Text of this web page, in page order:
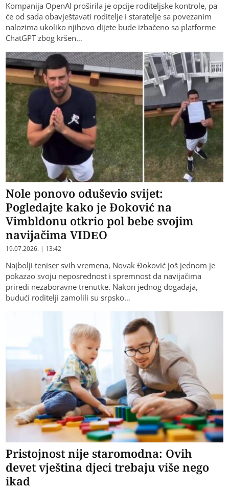
Kompanija OpenAI proširila je opcije roditeljske kontrole, pa
će od sada obavještavati roditelje i staratelje sa povezanim
nalozima ukoliko njihovo dijete bude izbačeno sa platforme
ChatGPT zbog kršen…
Nole ponovo oduševio svijet:
Pogledajte kako je Đoković na
Vimbldonu otkrio pol bebe svojim
navijačima VIDEO
19.07.2026. | 13:42
Najbolji teniser svih vremena, Novak Đoković još jednom je
pokazao svoju neposrednost i spremnost da navijačima
priredi nezaboravne trenutke. Nakon jednog događaja,
budući roditelji zamolili su srpsko…
Pristojnost nije staromodna: Ovih
devet vještina djeci trebaju više nego
ikad